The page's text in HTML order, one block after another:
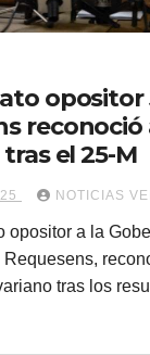
opositor
el 25-M
NOTICIAS
opositor a la
Requesens,
tras los